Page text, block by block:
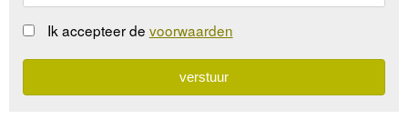
Ik accepteer de voorwaarden